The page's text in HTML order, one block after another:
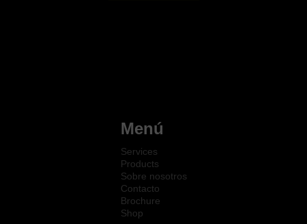
Menú
Services
Products
Sobre nosotros
Contacto
Brochure
Shop